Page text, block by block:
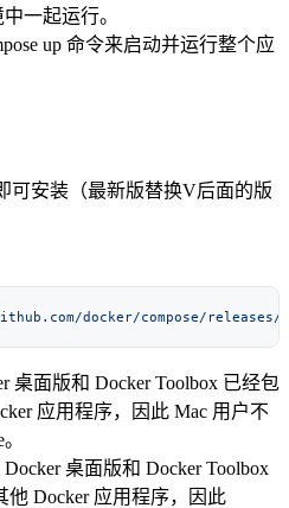
一起运行。
up 命令来启动并运行整个应
可安装（最新版替换V后面的版
docker/compose/releases/
桌面版和 Docker Toolbox 已经包
应用程序，因此 Mac 用户不
桌面版和 Docker Toolbox
他 Docker 应用程序，因此